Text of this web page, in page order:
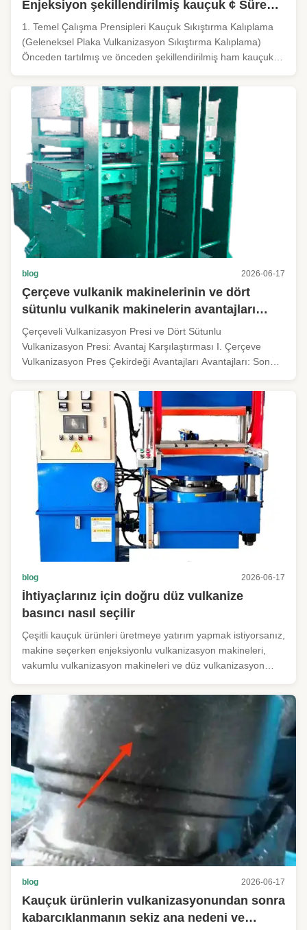
Enjeksiyon şekillendirilmiş kauçuk ¢ Süreç
farklılıkları
1. Temel Çalışma Prensipleri Kauçuk Sıkıştırma Kalıplama
(Geleneksel Plaka Vulkanizasyon Sıkıştırma Kalıplama)
Önceden tartılmış ve önceden şekillendirilmiş ham kauçuk
Kalıp basınç altında kapanır; kauçuk akar ve sıkıştırma
altında bo...
blog 2026-06-17
Çerçeve vulkanik makinelerinin ve dört
sütunlu vulkanik makinelerin avantajları
nelerdir?
Çerçeveli Vulkanizasyon Presi ve Dört Sütunlu
Vulkanizasyon Presi: Avantaj Karşılaştırması I. Çerçeve
Vulkanizasyon Pres Çekirdeği Avantajları Avantajları: Son
Entegre kaynaklı çelik plaka çerçevesi, eşit gerilim dağılımı
sağlayarak, yüksek basınçlı ...
blog 2026-06-17
İhtiyaçlarınız için doğru düz vulkanize
basıncı nasıl seçilir
Çeşitli kauçuk ürünleri üretmeye yatırım yapmak istiyorsanız,
makine seçerken enjeksiyonlu vulkanizasyon makineleri,
vakumlu vulkanizasyon makineleri ve düz vulkanizasyon
karşılaşacaksınız. İhtiyaçlarınız için doğru düz vulkanizasyon
makinesini nasıl ...
blog 2026-06-17
Kauçuk ürünlerin vulkanizasyonundan sonra
kabarcıklanmanın sekiz ana nedeni ve